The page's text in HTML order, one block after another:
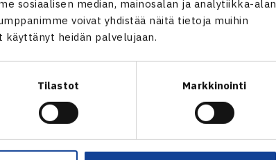
sosiaalisen median, mainosalan ja analytiikka-alan
voivat yhdistää näitä tietoja muihin
heidän palvelujaan.
Tilastot Markkinointi
käynnistyy toden teolla tulevana viikonloppuna.
aloitetaan pisteiden metsästys – lue aiheesta lisää